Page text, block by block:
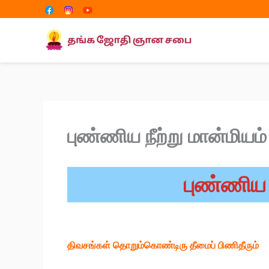
புண்ணிய நீற்று மான்மியம்
புண்ணிய
திவசங்கள் தொறும்கொண்டிரு தீமைப் பிணிதீரும்